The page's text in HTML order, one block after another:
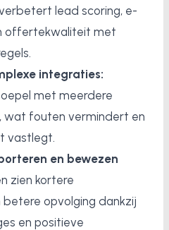
lead scoring, e-
offertekwaliteit met
integraties:
met meerdere
wat fouten vermindert en
vastlegt.
en bewezen
zien kortere
opvolging dankzij
en positieve